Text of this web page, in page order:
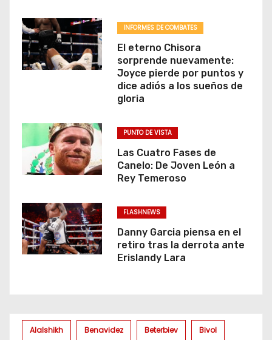
INFORMES DE COMBATES
El eterno Chisora
sorprende nuevamente:
Joyce pierde por puntos y
dice adiós a los sueños de
gloria
PUNTO DE VISTA
Las Cuatro Fases de
Canelo: De Joven León a
Rey Temeroso
FLASHNEWS
Danny Garcia piensa en el
retiro tras la derrota ante
Erislandy Lara
Alalshikh Benavidez Beterbiev Bivol